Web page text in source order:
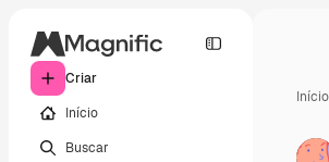
Criar
Início
Buscar
Início